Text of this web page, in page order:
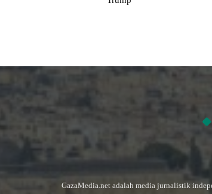
GazaMedia.net adalah media jurnalistik